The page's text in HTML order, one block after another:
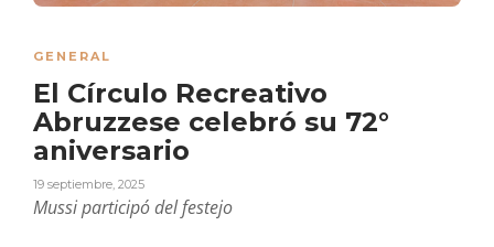
GENERAL
El Círculo Recreativo
Abruzzese celebró su 72°
aniversario
19 septiembre, 2025
Mussi participó del festejo